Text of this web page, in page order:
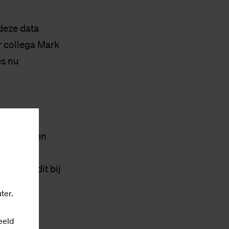
data
collega Mark
nu
toetsen
zij dit bij
dit